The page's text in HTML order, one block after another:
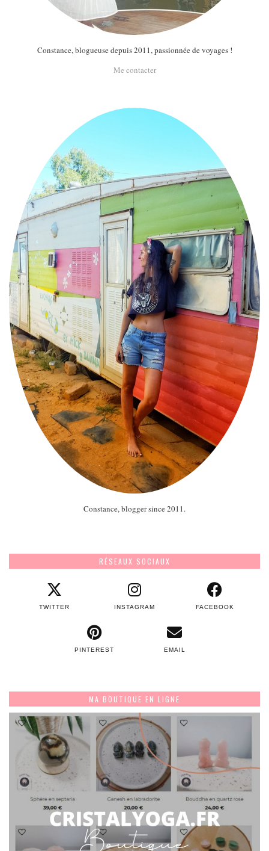
Constance, blogueuse depuis 2011, passionnée de voyages !
Me contacter
Constance, blogger since 2011.
RÉSEAUX SOCIAUX
TWITTER INSTAGRAM FACEBOOK
PINTEREST EMAIL
MA BOUTIQUE EN LIGNE